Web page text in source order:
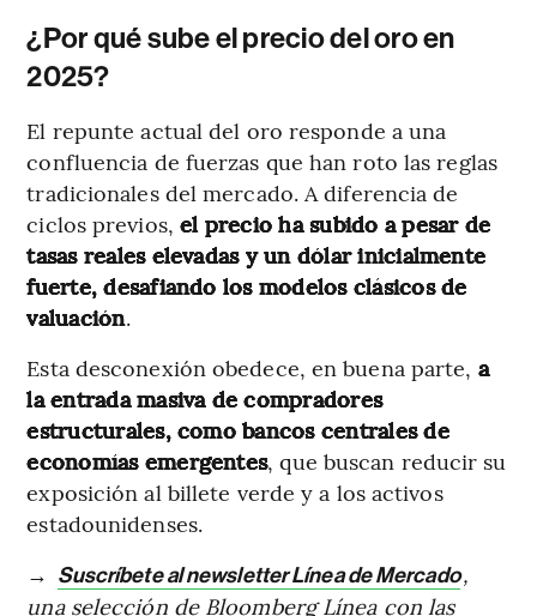
¿Por qué sube el precio del oro en
2025?
El repunte actual del oro responde a una
confluencia de fuerzas que han roto las reglas
tradicionales del mercado. A diferencia de
ciclos previos, el precio ha subido a pesar de
tasas reales elevadas y un dólar inicialmente
fuerte, desafiando los modelos clásicos de
valuación.
Esta desconexión obedece, en buena parte, a
la entrada masiva de compradores
estructurales, como bancos centrales de
economías emergentes, que buscan reducir su
exposición al billete verde y a los activos
estadounidenses.
→ Suscríbete al newsletter Línea de Mercado,
una selección de Bloomberg Línea con las